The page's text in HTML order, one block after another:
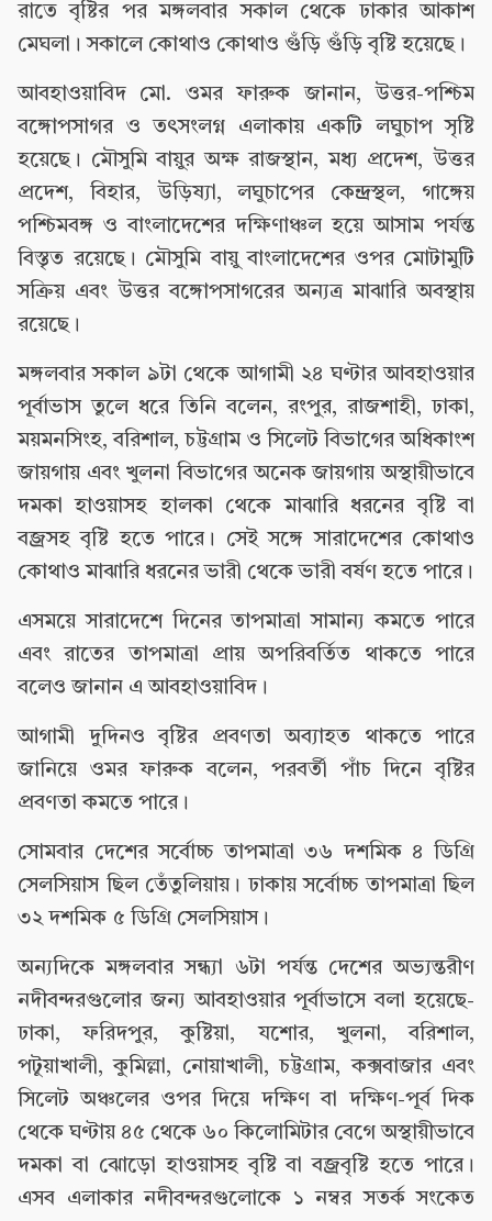
রাতে বৃষ্টির পর মঙ্গলবার সকাল থেকে ঢাকার আকাশ
মেঘলা। সকালে কোথাও কোথাও গুঁড়ি গুঁড়ি বৃষ্টি হয়েছে।
আবহাওয়াবিদ মো. ওমর ফারুক জানান, উত্তর-পশ্চিম
বঙ্গোপসাগর ও তৎসংলগ্ন এলাকায় একটি লঘুচাপ সৃষ্টি
হয়েছে। মৌসুমি বায়ুর অক্ষ রাজস্থান, মধ্য প্রদেশ, উত্তর
প্রদেশ, বিহার, উড়িষ্যা, লঘুচাপের কেন্দ্রস্থল, গাঙ্গেয়
পশ্চিমবঙ্গ ও বাংলাদেশের দক্ষিণাঞ্চল হয়ে আসাম পর্যন্ত
বিস্তৃত রয়েছে। মৌসুমি বায়ু বাংলাদেশের ওপর মোটামুটি
সক্রিয় এবং উত্তর বঙ্গোপসাগরের অন্যত্র মাঝারি অবস্থায়
রয়েছে।
মঙ্গলবার সকাল ৯টা থেকে আগামী ২৪ ঘণ্টার আবহাওয়ার
পূর্বাভাস তুলে ধরে তিনি বলেন, রংপুর, রাজশাহী, ঢাকা,
ময়মনসিংহ, বরিশাল, চট্টগ্রাম ও সিলেট বিভাগের অধিকাংশ
জায়গায় এবং খুলনা বিভাগের অনেক জায়গায় অস্থায়ীভাবে
দমকা হাওয়াসহ হালকা থেকে মাঝারি ধরনের বৃষ্টি বা
বজ্রসহ বৃষ্টি হতে পারে। সেই সঙ্গে সারাদেশের কোথাও
কোথাও মাঝারি ধরনের ভারী থেকে ভারী বর্ষণ হতে পারে।
এসময়ে সারাদেশে দিনের তাপমাত্রা সামান্য কমতে পারে
এবং রাতের তাপমাত্রা প্রায় অপরিবর্তিত থাকতে পারে
বলেও জানান এ আবহাওয়াবিদ।
আগামী দুদিনও বৃষ্টির প্রবণতা অব্যাহত থাকতে পারে
জানিয়ে ওমর ফারুক বলেন, পরবর্তী পাঁচ দিনে বৃষ্টির
প্রবণতা কমতে পারে।
সোমবার দেশের সর্বোচ্চ তাপমাত্রা ৩৬ দশমিক ৪ ডিগ্রি
সেলসিয়াস ছিল তেঁতুলিয়ায়। ঢাকায় সর্বোচ্চ তাপমাত্রা ছিল
৩২ দশমিক ৫ ডিগ্রি সেলসিয়াস।
অন্যদিকে মঙ্গলবার সন্ধ্যা ৬টা পর্যন্ত দেশের অভ্যন্তরীণ
নদীবন্দরগুলোর জন্য আবহাওয়ার পূর্বাভাসে বলা হয়েছে-
ঢাকা, ফরিদপুর, কুষ্টিয়া, যশোর, খুলনা, বরিশাল,
পটুয়াখালী, কুমিল্লা, নোয়াখালী, চট্টগ্রাম, কক্সবাজার এবং
সিলেট অঞ্চলের ওপর দিয়ে দক্ষিণ বা দক্ষিণ-পূর্ব দিক
থেকে ঘণ্টায় ৪৫ থেকে ৬০ কিলোমিটার বেগে অস্থায়ীভাবে
দমকা বা ঝোড়ো হাওয়াসহ বৃষ্টি বা বজ্রবৃষ্টি হতে পারে।
এসব এলাকার নদীবন্দরগুলোকে ১ নম্বর সতর্ক সংকেত